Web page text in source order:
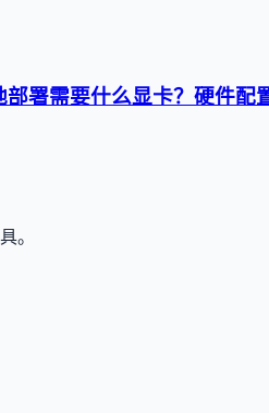
部署需要什么显卡？硬件配
。